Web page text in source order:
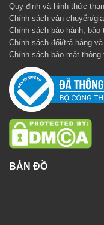
Quy định và hình thức
Chính sách vận chuyển/
Chính sách bảo hành, bảo
Chính sách đổi/trả hàng
Chính sách bảo mật thông
BẢN ĐỒ